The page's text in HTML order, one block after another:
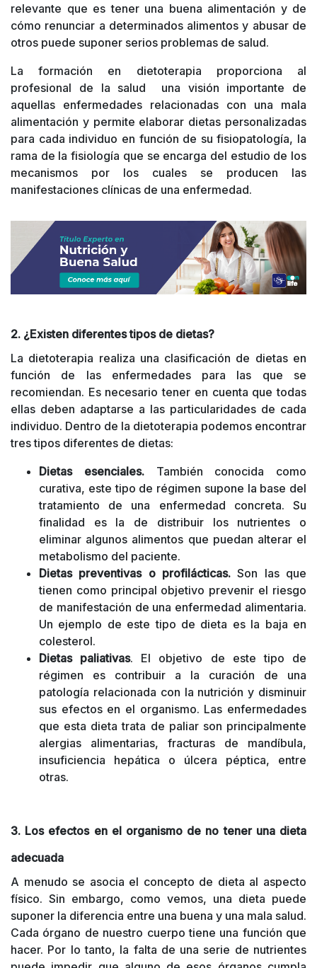
relevante que es tener una buena alimentación y de
cómo renunciar a determinados alimentos y abusar de
otros puede suponer serios problemas de salud.
La formación en dietoterapia proporciona al
profesional de la salud una visión importante de
aquellas enfermedades relacionadas con una mala
alimentación y permite elaborar dietas personalizadas
para cada individuo en función de su fisiopatología, la
rama de la fisiología que se encarga del estudio de los
mecanismos por los cuales se producen las
manifestaciones clínicas de una enfermedad.
2. ¿Existen diferentes tipos de dietas?
La dietoterapia realiza una clasificación de dietas en
función de las enfermedades para las que se
recomiendan. Es necesario tener en cuenta que todas
ellas deben adaptarse a las particularidades de cada
individuo. Dentro de la dietoterapia podemos encontrar
tres tipos diferentes de dietas:
Dietas esenciales.También conocida como
curativa, este tipo de régimen supone la base del
tratamiento de una enfermedad concreta. Su
finalidad es la de distribuir los nutrientes o
eliminar algunos alimentos que puedan alterar el
metabolismo del paciente.
Dietas preventivas o profilácticas.Son las que
tienen como principal objetivo prevenir el riesgo
de manifestación de una enfermedad alimentaria.
Un ejemplo de este tipo de dieta es la baja en
colesterol.
Dietas paliativas. El objetivo de este tipo de
régimen es contribuir a la curación de una
patología relacionada con la nutrición y disminuir
sus efectos en el organismo. Las enfermedades
que esta dieta trata de paliar son principalmente
alergias alimentarias, fracturas de mandíbula,
insuficiencia hepática o úlcera péptica, entre
otras.
3. Los efectos en el organismo de no tener una dieta
adecuada
A menudo se asocia el concepto de dieta al aspecto
físico. Sin embargo, como vemos, una dieta puede
suponer la diferencia entre una buena y una mala salud.
Cada órgano de nuestro cuerpo tiene una función que
hacer. Por lo tanto, la falta de una serie de nutrientes